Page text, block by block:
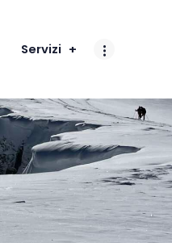
Servizi